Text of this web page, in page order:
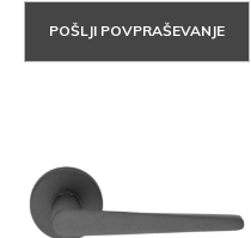
POŠLJI POVPRAŠEVANJE